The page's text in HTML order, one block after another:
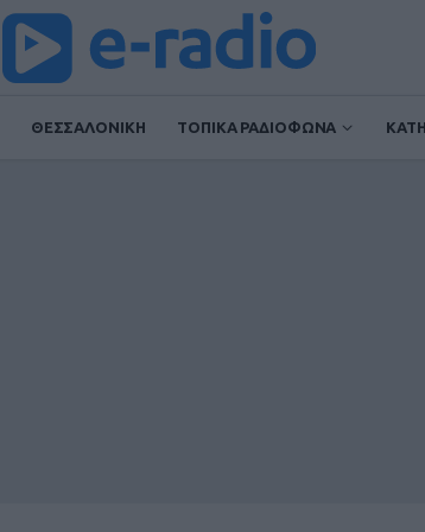
ΘΕΣΣΑΛΟΝΙΚΗ ΤΟΠΙΚΑ ΡΑΔΙΟΦΩΝΑ